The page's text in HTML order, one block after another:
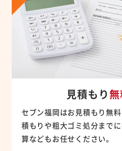
見積もり
セブン福岡はお見積もり無
積もりや粗大ゴミ処分まで
算などもお任せください。